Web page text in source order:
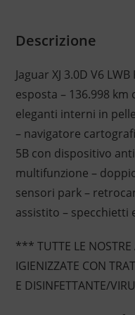
Descrizione
Jaguar XJ 3.0D V6
esposta – 136.998
eleganti interni in
– navigatore
5B con dispositivo
multifunzione –
sensori park –
assistito – specchietti
*** TUTTE LE NOSTRE
IGIENIZZATE CON
E DISINFETTANTE/